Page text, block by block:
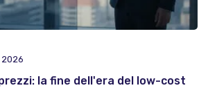
la fine dell'era del low-cost